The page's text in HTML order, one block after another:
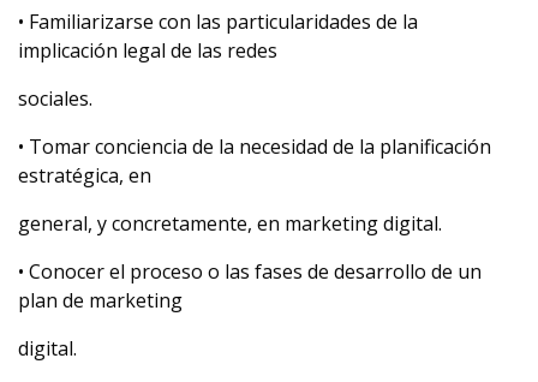
• Familiarizarse con las particularidades de la
implicación legal de las redes
sociales.
• Tomar conciencia de la necesidad de la planificación
estratégica, en
general, y concretamente, en marketing digital.
• Conocer el proceso o las fases de desarrollo de un
plan de marketing
digital.